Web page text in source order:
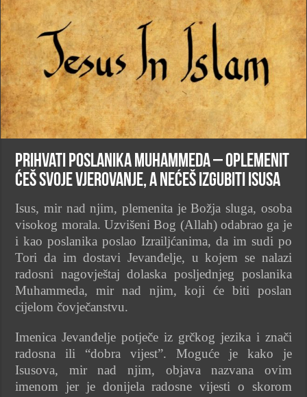
Prihvati poslanika Muhammeda – oplemenit
ćeš svoje vjerovanje, a nećeš izgubiti Isusa
Isus, mir nad njim, plemenita je Božja sluga, osoba
visokog morala. Uzvišeni Bog (Allah) odabrao ga je
i kao poslanika poslao Izrailjćanima, da im sudi po
Tori da im dostavi Jevanđelje, u kojem se nalazi
radosni nagovještaj dolaska posljednjeg poslanika
Muhammeda, mir nad njim, koji će biti poslan
cijelom čovječanstvu.
Imenica Jevanđelje potječe iz grčkog jezika i znači
radosna ili “dobra vijest”. Moguće je kako je
Isusova, mir nad njim, objava nazvana ovim
imenom jer je donijela radosne vijesti o skorom